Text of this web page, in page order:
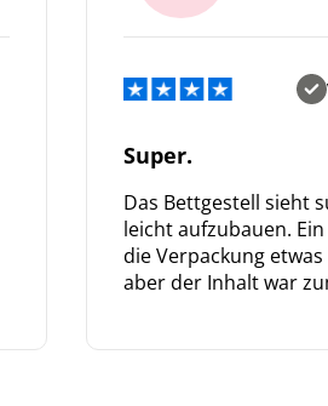
Super.
Das Bettgestell sieht
leicht aufzubauen.
die Verpackung
aber der Inhalt war